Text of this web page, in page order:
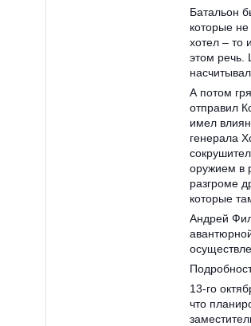
Батальон
которые
хотел – то
этом речь.
А потом
отправил
имел
генерала
оружием в
разгроме
которые
Андрей
13-го
что